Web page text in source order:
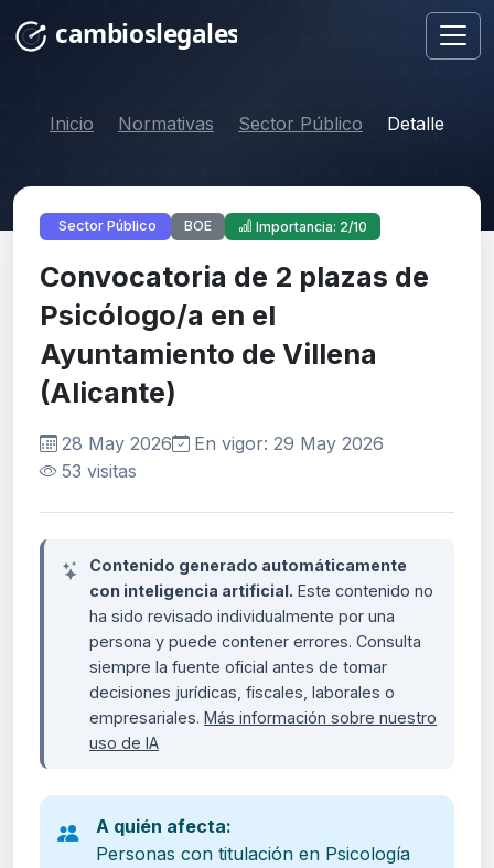
Inicio Normativas Sector Público Detalle
Sector Público BOE Importancia: 2/10
Convocatoria de 2 plazas de
Psicólogo/a en el
Ayuntamiento de Villena
(Alicante)
28 May 2026
En vigor: 29 May 2026
53 visitas
Contenido generado automáticamente
con inteligencia artificial. Este contenido no
ha sido revisado individualmente por una
persona y puede contener errores. Consulta
siempre la fuente oficial antes de tomar
decisiones jurídicas, fiscales, laborales o
empresariales. Más información sobre nuestro
uso de IA
A quién afecta:
Personas con titulación en Psicología